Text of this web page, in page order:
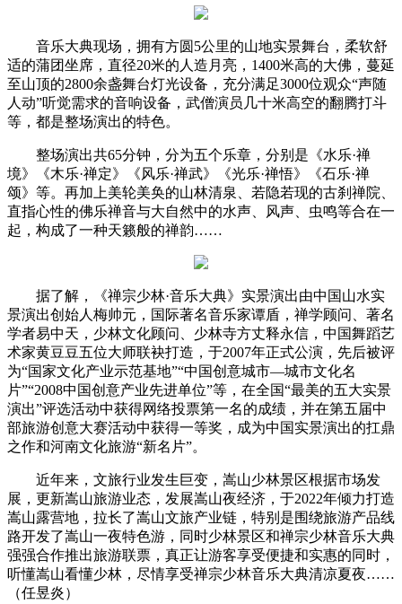
音乐大典现场，拥有方圆5公里的山地实景舞台，柔软舒
适的蒲团坐席，直径20米的人造月亮，1400米高的大佛，蔓延
至山顶的2800余盏舞台灯光设备，充分满足3000位观众“声随
人动”听觉需求的音响设备，武僧演员几十米高空的翻腾打斗
等，都是整场演出的特色。
整场演出共65分钟，分为五个乐章，分别是《水乐·禅
境》《木乐·禅定》《风乐·禅武》《光乐·禅悟》《石乐·禅
颂》等。再加上美轮美奂的山林清泉、若隐若现的古刹禅院、
直指心性的佛乐禅音与大自然中的水声、风声、虫鸣等合在一
起，构成了一种天籁般的禅韵……
据了解，《禅宗少林·音乐大典》实景演出由中国山水实
景演出创始人梅帅元，国际著名音乐家谭盾，禅学顾问、著名
学者易中天，少林文化顾问、少林寺方丈释永信，中国舞蹈艺
术家黄豆豆五位大师联袂打造，于2007年正式公演，先后被评
为“国家文化产业示范基地”“中国创意城市—城市文化名
片”“2008中国创意产业先进单位”等，在全国“最美的五大实景
演出”评选活动中获得网络投票第一名的成绩，并在第五届中
部旅游创意大赛活动中获得一等奖，成为中国实景演出的扛鼎
之作和河南文化旅游“新名片”。
近年来，文旅行业发生巨变，嵩山少林景区根据市场发
展，更新嵩山旅游业态，发展嵩山夜经济，于2022年倾力打造
嵩山露营地，拉长了嵩山文旅产业链，特别是围绕旅游产品线
路开发了嵩山一夜特色游，同时少林景区和禅宗少林音乐大典
强强合作推出旅游联票，真正让游客享受便捷和实惠的同时，
听懂嵩山看懂少林，尽情享受禅宗少林音乐大典清凉夏夜……
（任昱炎）